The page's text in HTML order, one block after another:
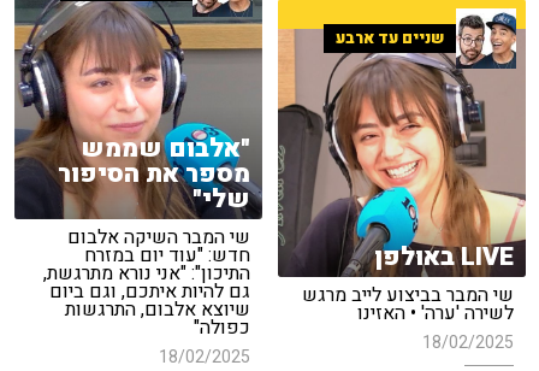
"אלבום שממש
מספר את הסיפור
שלי"
שי המבר השיקה אלבום
חדש: "עוד יום במזרח
התיכון": "אני נורא מתרגשת,
גם להיות איתכם, וגם ביום
שיוצא אלבום, התרגשות
כפולה"
18/02/2025
שניים עד ארבע
LIVE באולפן
שי המבר בביצוע לייב מרגש
לשירה 'ערה' • האזינו
18/02/2025